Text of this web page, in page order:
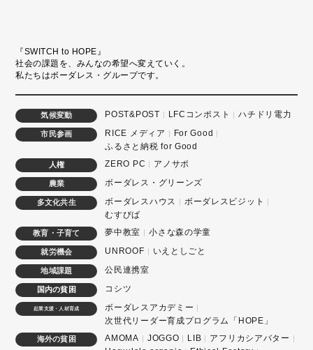
『SWITCH to HOPE』
社会の課題を、みんなの希望へ変えていく。
私たちはボーダレス・グループです。
気候変動 POST&POST LFCコンポスト ハチドリ電力
市民参画 RICE メディア
For Good
ふるさと納税 for Good
人権 ZERO PC アノサポ
農業 ボーダレス・グリーンズ
多文化共生 ボーダレスハウス
ボーダレスビジット
むすびば
教育・子育て 夢中教室 小さな森の学童
就労機会 UNROOF いえとしごと
地域課題 公民連携室
国内の貧困 コシツ
起業支援・人材育成
ボーダレスアカデミー
次世代リーダー育成プログラム「HOPE」
海外の貧困 AMOMA JOGGO LIB
アフリカシアバター